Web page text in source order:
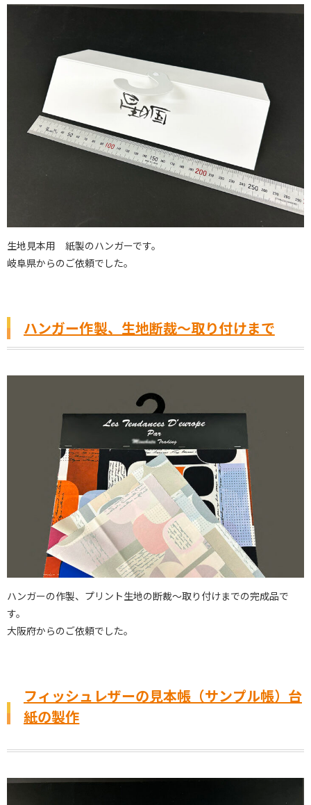
生地見本用 紙製のハンガーです。
岐阜県からのご依頼でした。
ハンガー作製、生地断裁〜取り付けまで
ハンガーの作製、プリント生地の断裁〜取り付けまでの完成品で
す。
大阪府からのご依頼でした。
フィッシュレザーの見本帳（サンプル帳）台
紙の製作